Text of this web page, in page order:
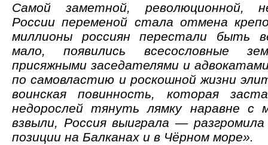
Самой заметной, революционной,
России переменой стала отмена
миллионы россиян перестали быть
мало, появились всесословные
присяжными заседателями и
по самовластию и роскошной жизни
воинская повинность, которая
недорослей тянуть лямку наравне с
взвыли, Россия выиграла —
позиции на Балканах и в Чёрном море».